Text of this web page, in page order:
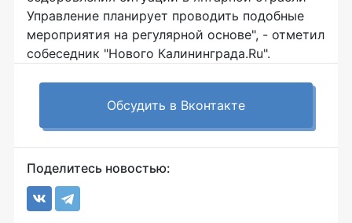
Управление планирует проводить подобные
мероприятия на регулярной основе", - отметил
собеседник "Нового Калининграда.Ru".
Обсудить в Вконтакте
Поделитесь новостью: